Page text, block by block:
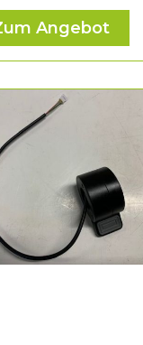
Angebot